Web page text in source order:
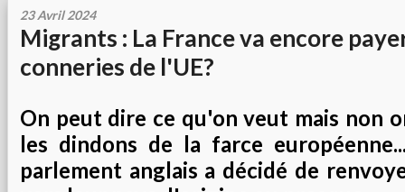
23 Avril 2024
Migrants : La France va encore
conneries de l'UE?
On peut dire ce qu'on veut mais non
les dindons de la farce
parlement anglais a décidé de